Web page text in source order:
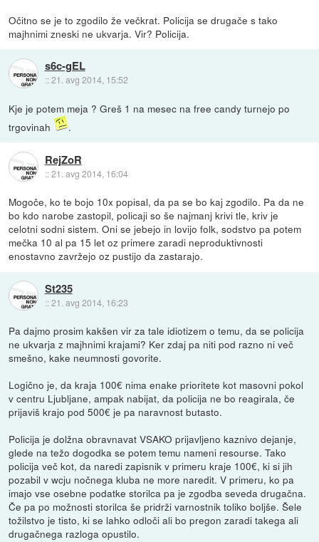
Očitno se je to zgodilo že večkrat. Policija se drugače s tako
majhnimi zneski ne ukvarja. Vir? Policija.
s6c-gEL
::21. avg 2014, 15:52
Kje je potem meja ? Greš 1 na mesec na free candy turnejo po
trgovinah
.
RejZoR
::21. avg 2014, 16:04
Mogoče, ko te bojo 10x popisal, da pa se bo kaj zgodilo. Pa da ne
bo kdo narobe zastopil, policaji so še najmanj krivi tle, kriv je
celotni sodni sistem. Oni se jebejo in lovijo folk, sodstvo pa potem
mečka 10 al pa 15 let oz primere zaradi neproduktivnosti
enostavno zavržejo oz pustijo da zastarajo.
St235
::21. avg 2014, 16:23
Pa dajmo prosim kakšen vir za tale idiotizem o temu, da se policija
ne ukvarja z majhnimi krajami? Ker zdaj pa niti pod razno ni več
smešno, kake neumnosti govorite.
Logično je, da kraja 100€ nima enake prioritete kot masovni pokol
v centru Ljubljane, ampak nabijat, da policija ne bo reagirala, če
prijaviš krajo pod 500€ je pa naravnost butasto.
Policija je dolžna obravnavat VSAKO prijavljeno kaznivo dejanje,
glede na težo dogodka se potem temu nameni resourse. Tako
policija več kot, da naredi zapisnik v primeru kraje 100€, ki si jih
pozabil v wcju nočnega kluba ne more naredit. V primeru, ko pa
imajo vse osebne podatke storilca pa je zgodba seveda drugačna.
Če pa po možnosti storilca še pridrži varnostnik toliko boljše. Šele
tožilstvo je tisto, ki se lahko odloči ali bo pregon zaradi takega ali
drugačnega razloga opustilo.